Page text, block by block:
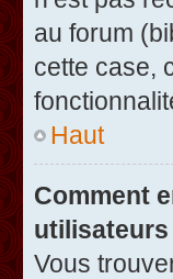
au forum
cette case,
Haut
Comment
Vous